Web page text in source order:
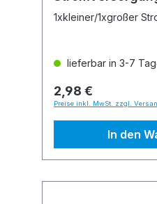
1xkleiner/1xgroßer
lieferbar in 3-7
2,98 €
Preise inkl. MwSt. zzgl.
In den